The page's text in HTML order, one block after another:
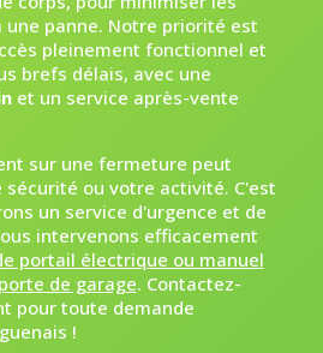
une panne. Notre priorité est
pleinement fonctionnel et
brefs délais, avec une
et un service après-vente
sur une fermeture peut
ou votre activité. C'est
un service d'urgence et de
intervenons efficacement
portail électrique ou manuel
de garage. Contactez-
pour toute demande
!